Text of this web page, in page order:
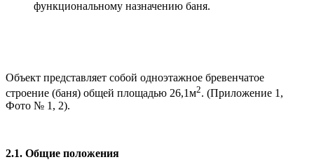
функциональному назначению баня.
Объект представляет собой одноэтажное бревенчатое
строение (баня) общей площадью 26,1м2. (Приложение 1,
Фото № 1, 2).
2.1. Общие положения